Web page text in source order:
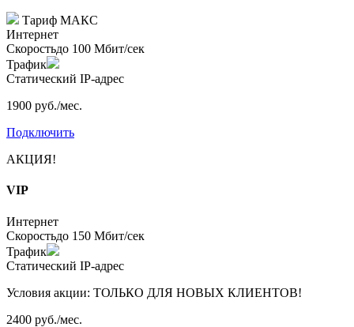
Тариф МАКС
Интернет
Скоростьдо 100 Мбит/сек
Трафик
Статический IP-адрес
1900 руб./мес.
Подключить
АКЦИЯ!
VIP
Интернет
Скоростьдо 150 Мбит/сек
Трафик
Статический IP-адрес
Условия акции: ТОЛЬКО ДЛЯ НОВЫХ КЛИЕНТОВ!
2400 руб./мес.